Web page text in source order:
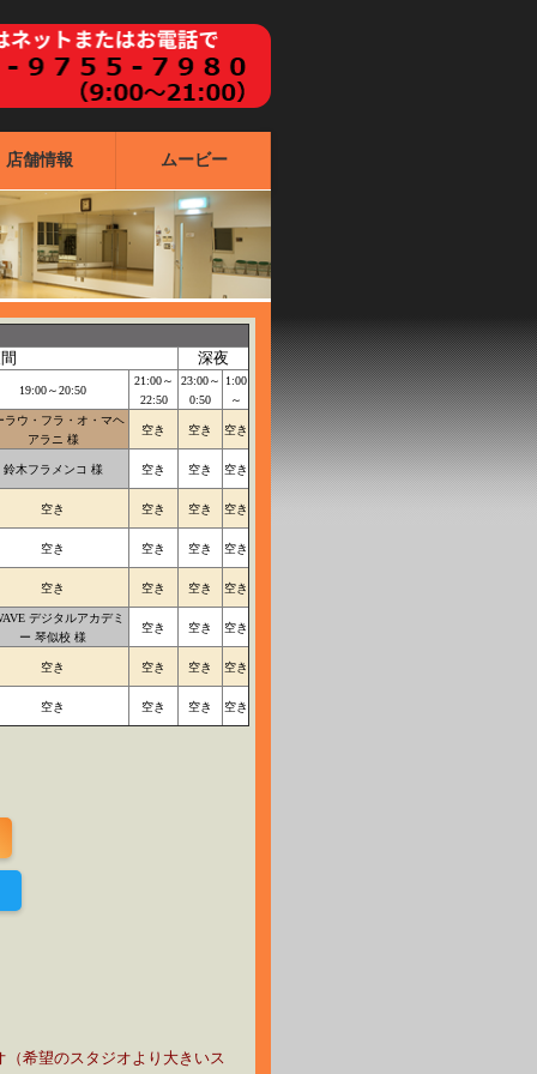
店舗情報 ムービー
深夜
19:00～20:50
21:00～
22:50
23:00～
0:50
1:00
～
ラウ・フラ・オ・マヘ
アラニ 様
空き 空き 空き
鈴木フラメンコ 様 空き 空き 空き
空き 空き 空き 空き
空き 空き 空き 空き
空き 空き 空き 空き
デジタルアカデミ
ー 琴似校 様
空き 空き 空き
空き 空き 空き 空き
空き 空き 空き 空き
希望のスタジオより大きいス